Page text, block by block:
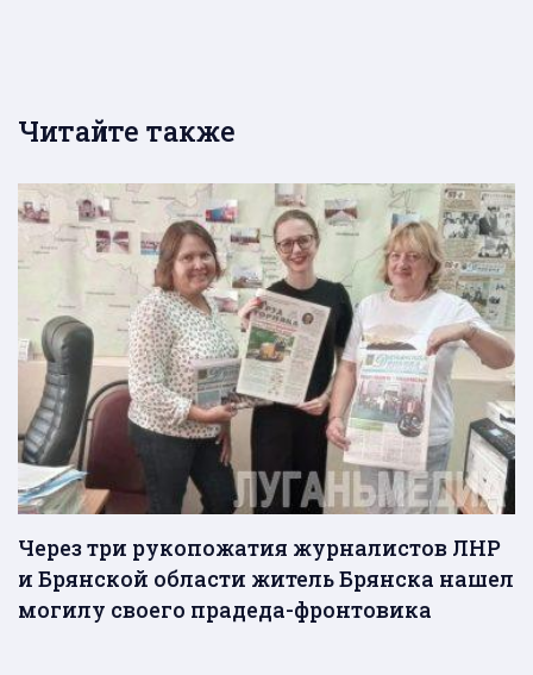
Читайте также
Через три рукопожатия журналистов ЛНР
и Брянской области житель Брянска нашел
могилу своего прадеда-фронтовика